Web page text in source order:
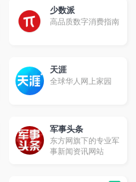
等。
。它被广泛认为是
“互联网的头版”，因
为用户可以在这里浏
少数派
高品质数字消费指南
天涯
全球华人网上家园
军事头条
东方网旗下的专业军
事新闻资讯网站